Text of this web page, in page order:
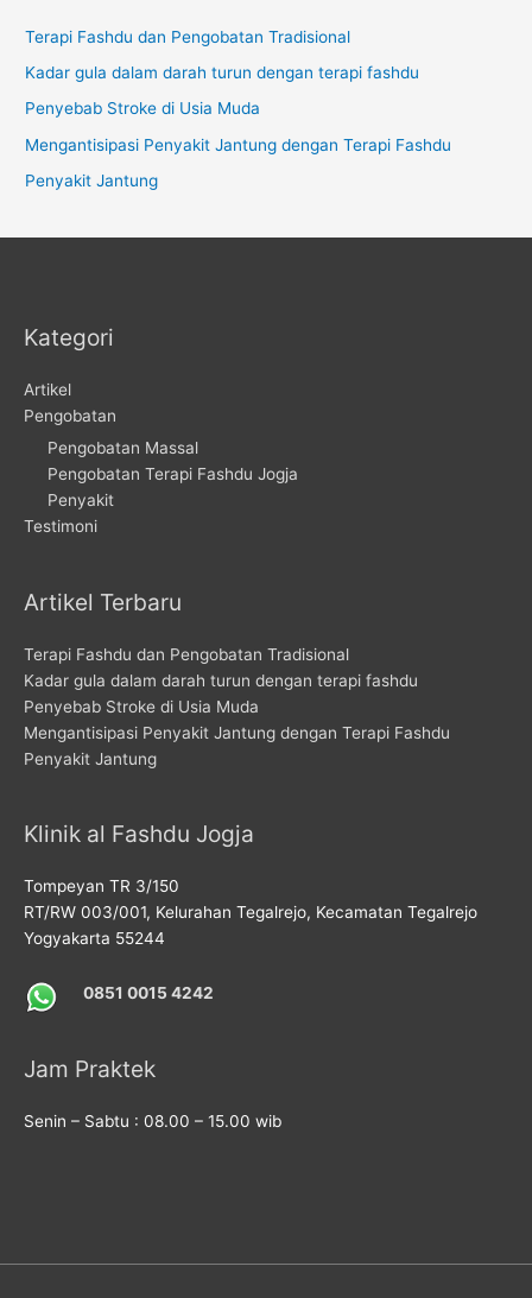
Terapi Fashdu dan Pengobatan Tradisional
Kadar gula dalam darah turun dengan terapi fashdu
Penyebab Stroke di Usia Muda
Mengantisipasi Penyakit Jantung dengan Terapi Fashdu
Penyakit Jantung
Kategori
Artikel
Pengobatan
Pengobatan Massal
Pengobatan Terapi Fashdu Jogja
Penyakit
Testimoni
Artikel Terbaru
Terapi Fashdu dan Pengobatan Tradisional
Kadar gula dalam darah turun dengan terapi fashdu
Penyebab Stroke di Usia Muda
Mengantisipasi Penyakit Jantung dengan Terapi Fashdu
Penyakit Jantung
Klinik al Fashdu Jogja
Tompeyan TR 3/150
RT/RW 003/001, Kelurahan Tegalrejo, Kecamatan Tegalrejo
Yogyakarta 55244
0851 0015 4242
Jam Praktek
Senin – Sabtu : 08.00 – 15.00 wib